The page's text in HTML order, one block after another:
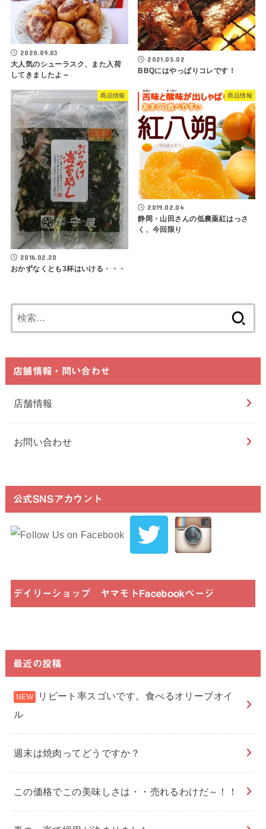
2020.09.03
大人気のシューラスク、また入荷
してきましたよ～
2021.05.02
BBQにはやっぱりコレです！
商品情報
2016.02.20
おかずなくとも3杯はいける・・・
商品情報
2019.02.04
静岡・山田さんの低農薬紅はっさ
く、今回限り
索:
店舗情報・問い合わせ
店舗情報
お問い合わせ
公式SNSアカウント
デイリーショップ ヤマモトFacebookページ
最近の投稿
リピート率スゴいです。食べるオリーブオイ
ル
週末は焼肉ってどうですか？
この価格でこの美味しさは・・売れるわけだ～！！